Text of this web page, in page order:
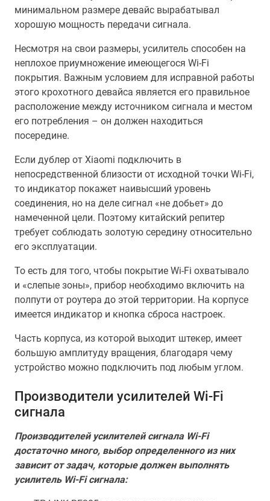
минимальном размере девайс вырабатывал
хорошую мощность передачи сигнала.
Несмотря на свои размеры, усилитель способен на
неплохое приумножение имеющегося Wi-Fi
покрытия. Важным условием для исправной работы
этого крохотного девайса является его правильное
расположение между источником сигнала и местом
его потребления – он должен находиться
посередине.
Если дублер от Xiaomi подключить в
непосредственной близости от исходной точки Wi-Fi,
то индикатор покажет наивысший уровень
соединения, но на деле сигнал «не добьет» до
намеченной цели. Поэтому китайский репитер
требует соблюдать золотую середину относительно
его эксплуатации.
То есть для того, чтобы покрытие Wi-Fi охватывало
и «слепые зоны», прибор необходимо включить на
полпути от роутера до этой территории. На корпусе
имеется индикатор и кнопка сброса настроек.
Часть корпуса, из которой выходит штекер, имеет
большую амплитуду вращения, благодаря чему
устройство можно подключить под любым углом.
Производители усилителей Wi-Fi
сигнала
Производителей усилителей сигнала Wi-Fi
достаточно много, выбор определенного из них
зависит от задач, которые должен выполнять
усилитель Wi-Fi сигнала: